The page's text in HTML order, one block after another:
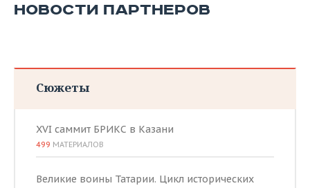
НОВОСТИ ПАРТНЕРОВ
Сюжеты
XVI саммит БРИКС в Казани
499 МАТЕРИАЛОВ
Великие воины Татарии. Цикл исторических